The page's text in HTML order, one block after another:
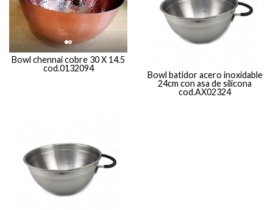
Bowl chennai cobre 30 X 14.5
cod.0132094
Bowl batidor acero inoxidable
24cm con asa de silicona
cod.AX02324